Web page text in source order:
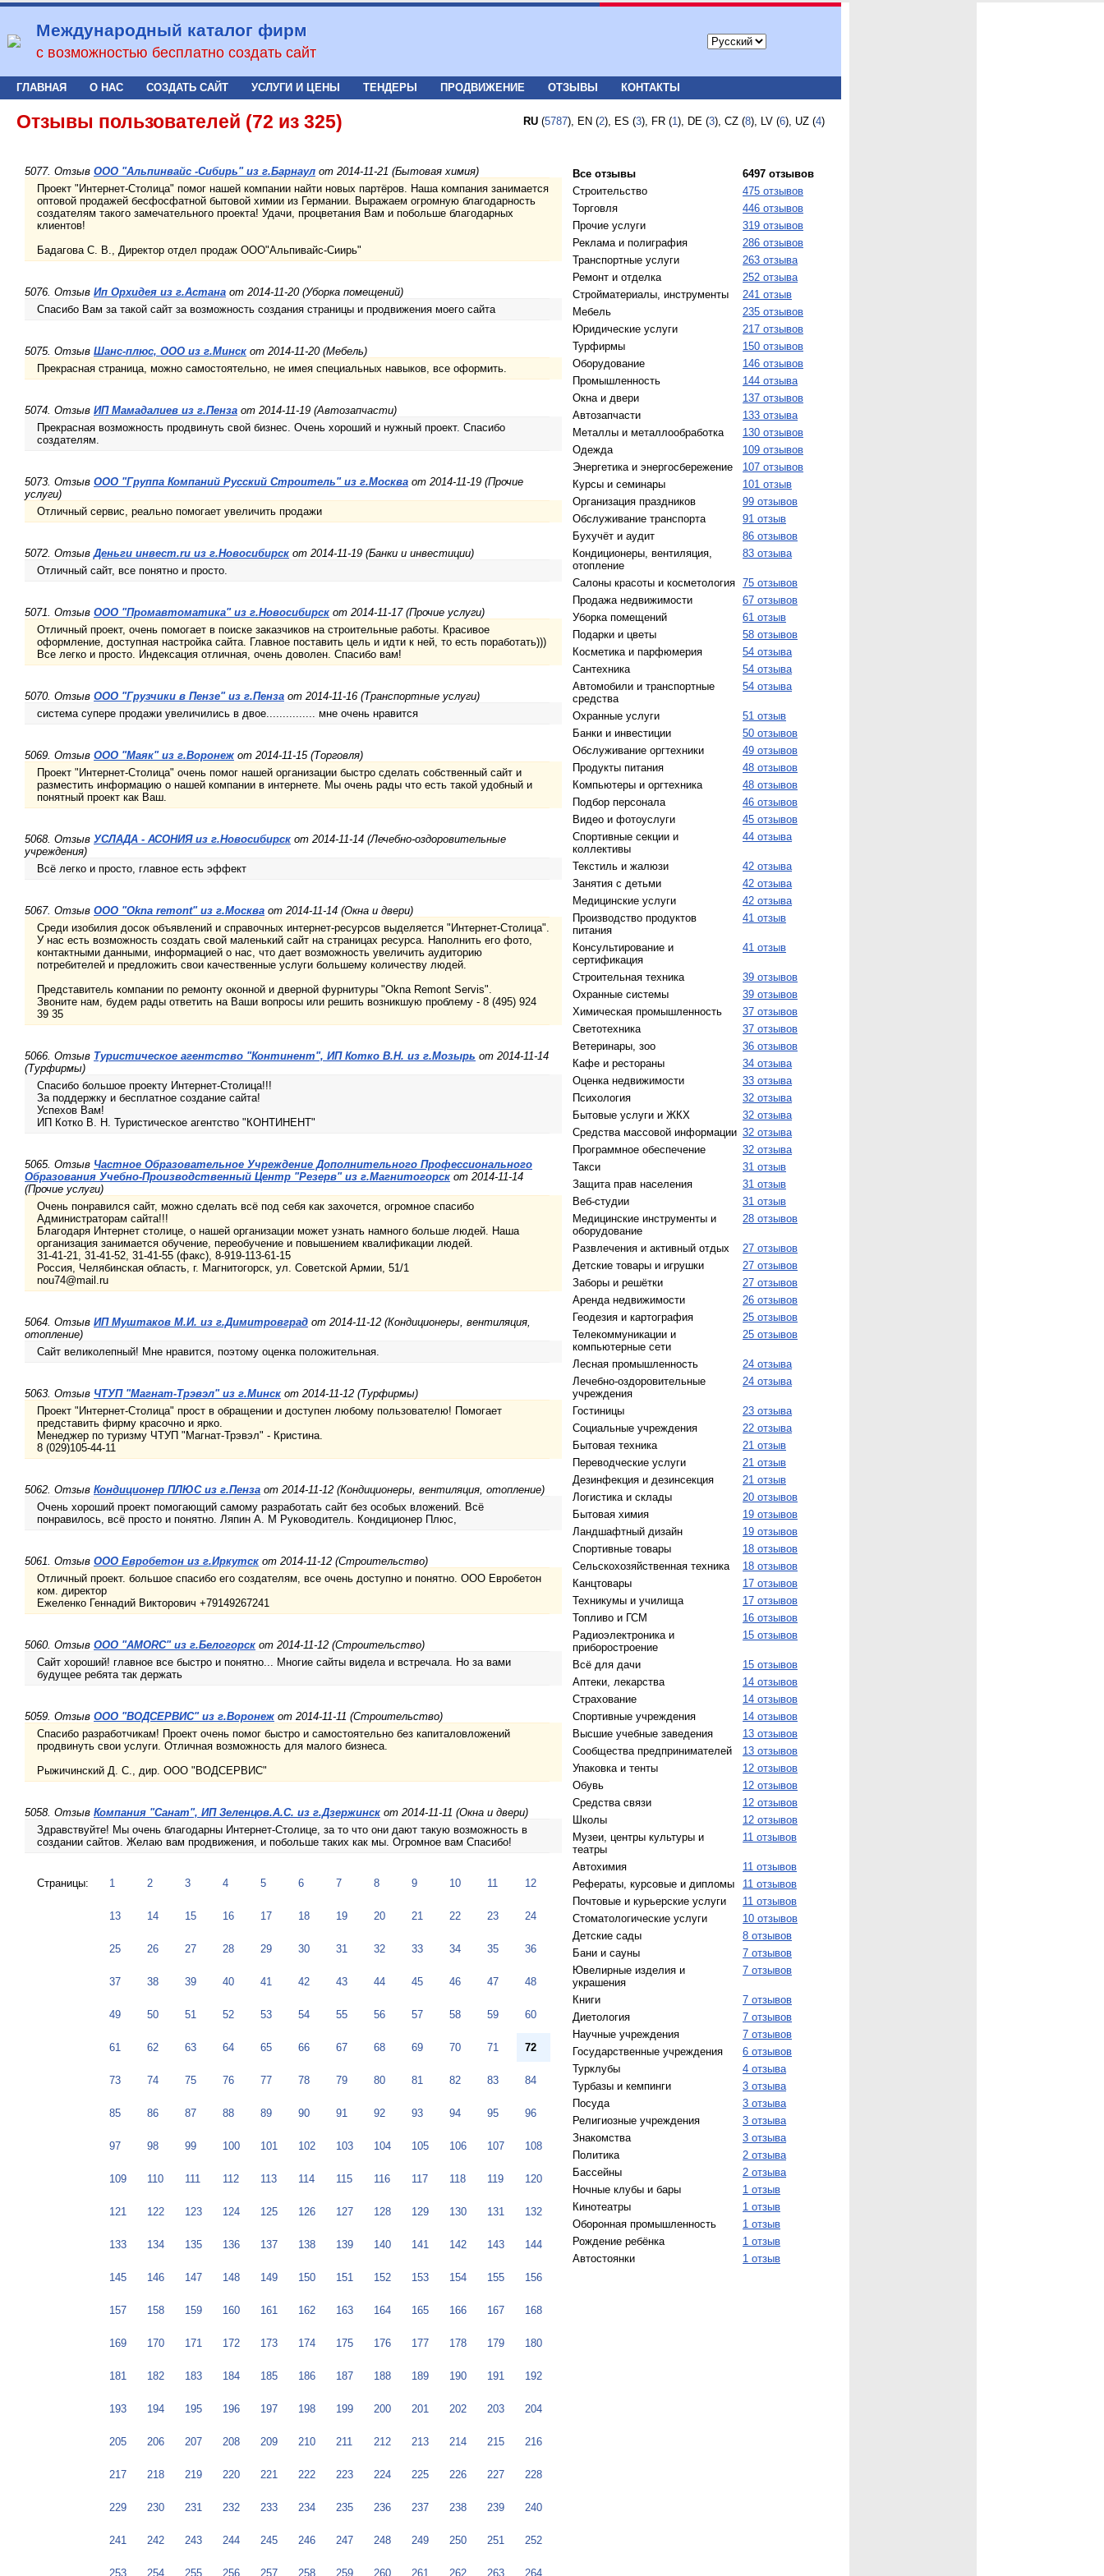
Международный каталог фирм
с возможностью бесплатно создать сайт
ГЛАВНАЯ О НАС СОЗДАТЬ САЙТ УСЛУГИ И ЦЕНЫ ТЕНДЕРЫ ПРОДВИЖЕНИЕ ОТЗЫВЫ КОНТАКТЫ
Отзывы пользователей (72 из 325) RU (5787), EN (2), ES (3), FR (1), DE (3), CZ (8), LV (6), UZ (4)
5077. Отзыв ООО "Альпинвайс -Сибирь" из г.Барнаул от 2014-11-21 (Бытовая химия)
Проект "Интернет-Столица" помог нашей компании найти новых партёров. Наша компания занимается
оптовой продажей бесфосфатной бытовой химии из Германии. Выражаем огромную благодарность
создателям такого замечательного проекта! Удачи, процветания Вам и побольше благодарных
клиентов!
Бадагова С. В., Директор отдел продаж ООО"Альпивайс-Сиирь"
5076. Отзыв Ип Орхидея из г.Астана от 2014-11-20 (Уборка помещений)
Спасибо Вам за такой сайт за возможность создания страницы и продвижения моего сайта
5075. Отзыв Шанс-плюс, ООО из г.Минск от 2014-11-20 (Мебель)
Прекрасная страница, можно самостоятельно, не имея специальных навыков, все оформить.
5074. Отзыв ИП Мамадалиев из г.Пенза от 2014-11-19 (Автозапчасти)
Прекрасная возможность продвинуть свой бизнес. Очень хороший и нужный проект. Спасибо
создателям.
5073. Отзыв ООО "Группа Компаний Русский Строитель" из г.Москва от 2014-11-19 (Прочие
услуги)
Отличный сервис, реально помогает увеличить продажи
5072. ОтзывДеньги инвест.ru из г.Новосибирск от 2014-11-19 (Банки и инвестиции)
Отличный сайт, все понятно и просто.
5071. Отзыв ООО "Промавтоматика" из г.Новосибирск от 2014-11-17 (Прочие услуги)
Отличный проект, очень помогает в поиске заказчиков на строительные работы. Красивое
оформление, доступная настройка сайта. Главное поставить цель и идти к ней, то есть поработать)))
Все легко и просто. Индексация отличная, очень доволен. Спасибо вам!
5070. Отзыв ООО "Грузчики в Пензе" из г.Пенза от 2014-11-16 (Транспортные услуги)
система супере продажи увеличились в двое............... мне очень нравится
5069. Отзыв ООО "Маяк" из г.Воронеж от 2014-11-15 (Торговля)
Проект "Интернет-Столица" очень помог нашей организации быстро сделать собственный сайт и
разместить информацию о нашей компании в интернете. Мы очень рады что есть такой удобный и
понятный проект как Ваш.
5068. Отзыв УСЛАДА - АСОНИЯ из г.Новосибирск от 2014-11-14 (Лечебно-оздоровительные
учреждения)
Всё легко и просто, главное есть эффект
5067. Отзыв ООО "Okna remont" из г.Москва от 2014-11-14 (Окна и двери)
Среди изобилия досок объявлений и справочных интернет-ресурсов выделяется "Интернет-Столица".
У нас есть возможность создать свой маленький сайт на страницах ресурса. Наполнить его фото,
контактными данными, информацией о нас, что дает возможность увеличить аудиторию
потребителей и предложить свои качественные услуги большему количеству людей.
Представитель компании по ремонту оконной и дверной фурнитуры "Okna Remont Servis".
Звоните нам, будем рады ответить на Ваши вопросы или решить возникшую проблему - 8 (495) 924
39 35
5066. Отзыв Туристическое агентство "Континент", ИП Котко В.Н. из г.Мозырь от 2014-11-14
(Турфирмы)
Спасибо большое проекту Интернет-Столица!!!
За поддержку и бесплатное создание сайта!
Успехов Вам!
ИП Котко В. Н. Туристическое агентство "КОНТИНЕНТ"
5065. Отзыв Частное Образовательное Учреждение Дополнительного Профессионального
Образования Учебно-Производственный Центр "Резерв" из г.Магнитогорск от 2014-11-14
(Прочие услуги)
Очень понравился сайт, можно сделать всё под себя как захочется, огромное спасибо
Администраторам сайта!!!
Благодаря Интернет столице, о нашей организации может узнать намного больше людей. Наша
организация занимается обучение, переобучение и повышением квалификации людей.
31-41-21, 31-41-52, 31-41-55 (факс), 8-919-113-61-15
Россия, Челябинская область, г. Магнитогорск, ул. Советской Армии, 51/1
nou74@mail.ru
5064. Отзыв ИП Муштаков М.И. из г.Димитровград от 2014-11-12 (Кондиционеры, вентиляция,
отопление)
Сайт великолепный! Мне нравится, поэтому оценка положительная.
5063. Отзыв ЧТУП "Магнат-Трэвэл" из г.Минск от 2014-11-12 (Турфирмы)
Проект "Интернет-Столица" прост в обращении и доступен любому пользователю! Помогает
представить фирму красочно и ярко.
Менеджер по туризму ЧТУП "Магнат-Трэвэл" - Кристина.
8 (029)105-44-11
5062. Отзыв Кондиционер ПЛЮС из г.Пенза от 2014-11-12 (Кондиционеры, вентиляция, отопление)
Очень хороший проект помогающий самому разработать сайт без особых вложений. Всё
понравилось, всё просто и понятно. Ляпин А. М Руководитель. Кондиционер Плюс,
5061. Отзыв ООО Евробетон из г.Иркутск от 2014-11-12 (Строительство)
Отличный проект. большое спасибо его создателям, все очень доступно и понятно. ООО Евробетон
ком. директор
Ежеленко Геннадий Викторович +79149267241
5060. Отзыв ООО "AMORC" из г.Белогорск от 2014-11-12 (Строительство)
Сайт хороший! главное все быстро и понятно... Многие сайты видела и встречала. Но за вами
будущее ребята так держать
5059. Отзыв ООО "ВОДСЕРВИС" из г.Воронеж от 2014-11-11 (Строительство)
Спасибо разработчикам! Проект очень помог быстро и самостоятельно без капиталовложений
продвинуть свои услуги. Отличная возможность для малого бизнеса.
Рыжичинский Д. С., дир. ООО "ВОДСЕРВИС"
5058. Отзыв Компания "Санат", ИП Зеленцов.А.С. из г.Дзержинск от 2014-11-11 (Окна и двери)
Здравствуйте! Мы очень благодарны Интернет-Столице, за то что они дают такую возможность в
создании сайтов. Желаю вам продвижения, и побольше таких как мы. Огромное вам Спасибо!
Страницы: 1 2 3 4 5 6 7 8 9 10 11 12
13 14 15 16 17 18 19 20 21 22 23 24
25 26 27 28 29 30 31 32 33 34 35 36
37 38 39 40 41 42 43 44 45 46 47 48
49 50 51 52 53 54 55 56 57 58 59 60
61 62 63 64 65 66 67 68 69 70 71 72
73 74 75 76 77 78 79 80 81 82 83 84
85 86 87 88 89 90 91 92 93 94 95 96
97 98 99 100 101 102 103 104 105 106 107 108
109 110 111 112 113 114 115 116 117 118 119 120
121 122 123 124 125 126 127 128 129 130 131 132
133 134 135 136 137 138 139 140 141 142 143 144
145 146 147 148 149 150 151 152 153 154 155 156
157 158 159 160 161 162 163 164 165 166 167 168
169 170 171 172 173 174 175 176 177 178 179 180
181 182 183 184 185 186 187 188 189 190 191 192
193 194 195 196 197 198 199 200 201 202 203 204
205 206 207 208 209 210 211 212 213 214 215 216
217 218 219 220 221 222 223 224 225 226 227 228
229 230 231 232 233 234 235 236 237 238 239 240
241 242 243 244 245 246 247 248 249 250 251 252
253 254 255 256 257 258 259 260 261 262 263 264
Все отзывы
6497 отзывов
Строительство
475 отзывов
Торговля
446 отзывов
Прочие услуги
319 отзывов
Реклама и полиграфия
286 отзывов
Транспортные услуги
263 отзыва
Ремонт и отделка
252 отзыва
Стройматериалы, инструменты
241 отзыв
Мебель
235 отзывов
Юридические услуги
217 отзывов
Турфирмы
150 отзывов
Оборудование
146 отзывов
Промышленность
144 отзыва
Окна и двери
137 отзывов
Автозапчасти
133 отзыва
Металлы и металлообработка
130 отзывов
Одежда
109 отзывов
Энергетика и энергосбережение
107 отзывов
Курсы и семинары
101 отзыв
Организация праздников
99 отзывов
Обслуживание транспорта
91 отзыв
Бухучёт и аудит
86 отзывов
Кондиционеры, вентиляция,
отопление
83 отзыва
Салоны красоты и косметология 75 отзывов
Продажа недвижимости
67 отзывов
Уборка помещений
61 отзыв
Подарки и цветы
58 отзывов
Косметика и парфюмерия
54 отзыва
Сантехника
54 отзыва
Автомобили и транспортные
средства
54 отзыва
Охранные услуги
51 отзыв
Банки и инвестиции
50 отзывов
Обслуживание оргтехники
49 отзывов
Продукты питания
48 отзывов
Компьютеры и оргтехника
48 отзывов
Подбор персонала
46 отзывов
Видео и фотоуслуги
45 отзывов
Спортивные секции и
коллективы
44 отзыва
Текстиль и жалюзи
42 отзыва
Занятия с детьми
42 отзыва
Медицинские услуги
42 отзыва
Производство продуктов
питания
41 отзыв
Консультирование и
сертификация
41 отзыв
Строительная техника
39 отзывов
Охранные системы
39 отзывов
Химическая промышленность
37 отзывов
Светотехника
37 отзывов
Ветеринары, зоо
36 отзывов
Кафе и рестораны
34 отзыва
Оценка недвижимости
33 отзыва
Психология
32 отзыва
Бытовые услуги и ЖКХ
32 отзыва
Средства массовой информации 32 отзыва
Программное обеспечение
32 отзыва
Такси
31 отзыв
Защита прав населения
31 отзыв
Веб-студии
31 отзыв
Медицинские инструменты и
оборудование
28 отзывов
Развлечения и активный отдых
27 отзывов
Детские товары и игрушки
27 отзывов
Заборы и решётки
27 отзывов
Аренда недвижимости
26 отзывов
Геодезия и картография
25 отзывов
Телекоммуникации и
компьютерные сети
25 отзывов
Лесная промышленность
24 отзыва
Лечебно-оздоровительные
учреждения
24 отзыва
Гостиницы
23 отзыва
Социальные учреждения
22 отзыва
Бытовая техника
21 отзыв
Переводческие услуги
21 отзыв
Дезинфекция и дезинсекция
21 отзыв
Логистика и склады
20 отзывов
Бытовая химия
19 отзывов
Ландшафтный дизайн
19 отзывов
Спортивные товары
18 отзывов
Сельскохозяйственная техника
18 отзывов
Канцтовары
17 отзывов
Техникумы и училища
17 отзывов
Топливо и ГСМ
16 отзывов
Радиоэлектроника и
приборостроение
15 отзывов
Всё для дачи
15 отзывов
Аптеки, лекарства
14 отзывов
Страхование
14 отзывов
Спортивные учреждения
14 отзывов
Высшие учебные заведения
13 отзывов
Сообщества предпринимателей
13 отзывов
Упаковка и тенты
12 отзывов
Обувь
12 отзывов
Средства связи
12 отзывов
Школы
12 отзывов
Музеи, центры культуры и
театры
11 отзывов
Автохимия
11 отзывов
Рефераты, курсовые и дипломы
11 отзывов
Почтовые и курьерские услуги
11 отзывов
Стоматологические услуги
10 отзывов
Детские сады
8 отзывов
Бани и сауны
7 отзывов
Ювелирные изделия и
украшения
7 отзывов
Книги
7 отзывов
Диетология
7 отзывов
Научные учреждения
7 отзывов
Государственные учреждения
6 отзывов
Турклубы
4 отзыва
Турбазы и кемпинги
3 отзыва
Посуда
3 отзыва
Религиозные учреждения
3 отзыва
Знакомства
3 отзыва
Политика
2 отзыва
Бассейны
2 отзыва
Ночные клубы и бары
1 отзыв
Кинотеатры
1 отзыв
Оборонная промышленность
1 отзыв
Рождение ребёнка
1 отзыв
Автостоянки
1 отзыв